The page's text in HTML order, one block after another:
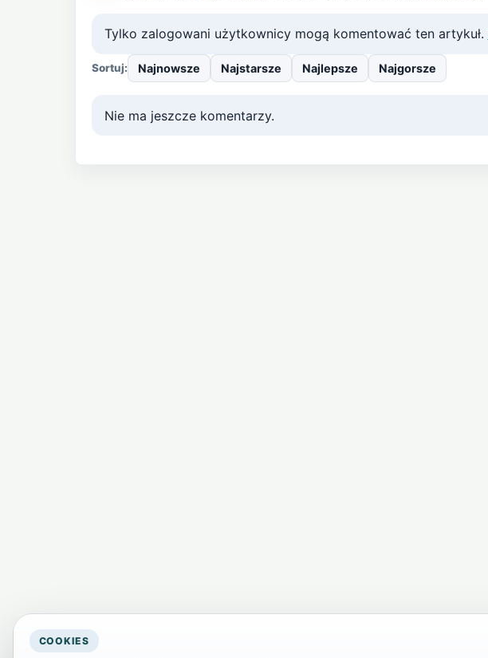
Tylko zalogowani użytkownicy mogą komentować ten artykuł.
Sortuj: Najnowsze Najstarsze Najlepsze Najgorsze
Nie ma jeszcze komentarzy.
COOKIES